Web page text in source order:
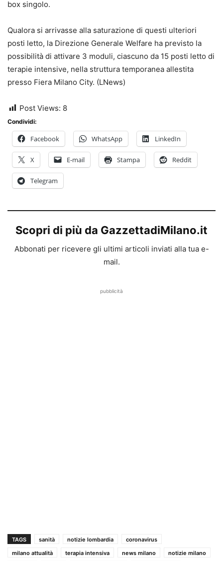
box singolo.
Qualora si arrivasse alla saturazione di questi ulteriori
posti letto, la Direzione Generale Welfare ha previsto la
possibilità di attivare 3 moduli, ciascuno da 15 posti letto di
terapie intensive, nella struttura temporanea allestita
presso Fiera Milano City. (LNews)
Post Views: 8
Condividi:
Facebook WhatsApp LinkedIn
X E-mail Stampa Reddit
Telegram
Scopri di più da GazzettadiMilano.it
Abbonati per ricevere gli ultimi articoli inviati alla tua e-
mail.
pubblicità
TAGS sanità notizie lombardia
coronavirus
milano attualità
terapia intensiva news milano
notizie milano